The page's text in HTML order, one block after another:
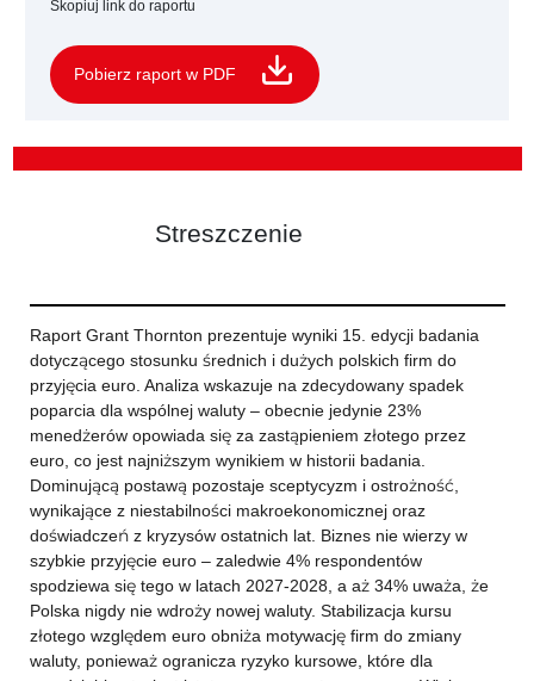
Skopiuj link do raportu
Pobierz raport w PDF
Streszczenie
Raport Grant Thornton prezentuje wyniki 15. edycji badania
dotyczącego stosunku średnich i dużych polskich firm do
przyjęcia euro. Analiza wskazuje na zdecydowany spadek
poparcia dla wspólnej waluty – obecnie jedynie 23%
menedżerów opowiada się za zastąpieniem złotego przez
euro, co jest najniższym wynikiem w historii badania.
Dominującą postawą pozostaje sceptycyzm i ostrożność,
wynikające z niestabilności makroekonomicznej oraz
doświadczeń z kryzysów ostatnich lat. Biznes nie wierzy w
szybkie przyjęcie euro – zaledwie 4% respondentów
spodziewa się tego w latach 2027-2028, a aż 34% uważa, że
Polska nigdy nie wdroży nowej waluty. Stabilizacja kursu
złotego względem euro obniża motywację firm do zmiany
waluty, ponieważ ogranicza ryzyko kursowe, które dla